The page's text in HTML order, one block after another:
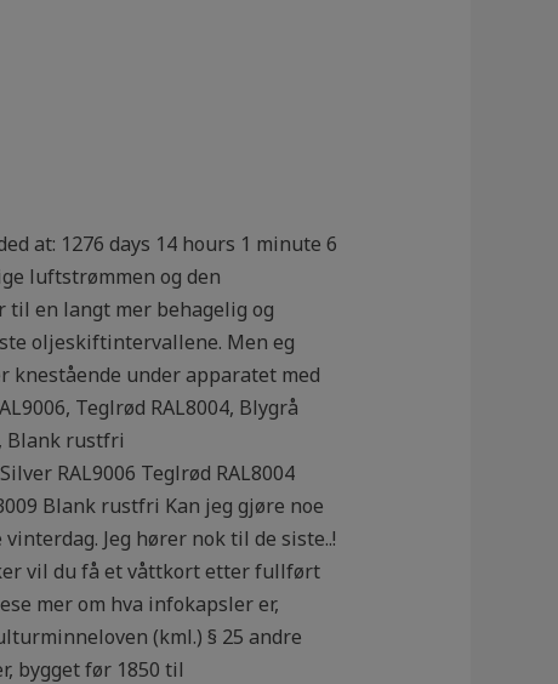
at: 1276 days 14 hours 1 minute 6
luftstrømmen og den
til en langt mer behagelig og
oljeskiftintervallene. Men eg
knestående under apparatet med
Teglrød RAL8004, Blygrå
Blank rustfri
RAL9006 Teglrød RAL8004
Blank rustfri Kan jeg gjøre noe
Jeg hører nok til de siste..!
vil du få et våttkort etter fullført
mer om hva infokapsler er,
(kml.) § 25 andre
bygget før 1850 til